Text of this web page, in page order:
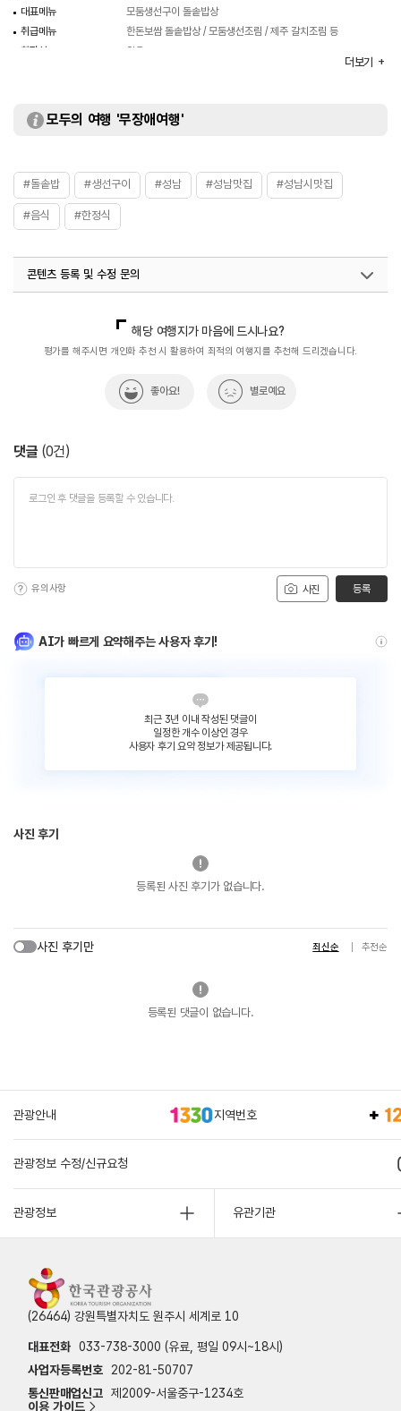
대표메뉴
모둠생선구이 돌솥밥상
취급메뉴
한돈보쌈 돌솥밥상 / 모둠생선조림 / 제주 갈치조림 등
화장실
있음
더보기
모두의 여행 '무장애여행'
#돌솥밥 #생선구이 #성남 #성남맛집 #성남시맛집
#음식 #한정식
콘텐츠 등록 및 수정 문의
해당 여행지가 마음에 드시나요?
평가를 해주시면 개인화 추천 시 활용하여 최적의 여행지를 추천해 드리겠습니다.
좋아요! 별로예요
댓글 (0건)
사진
유의사항 등록
AI가 빠르게 요약해주는 사용자 후기!
최근 3년 이내 작성된 댓글이
일정한 개수 이상인 경우
사용자 후기 요약 정보가 제공됩니다.
사진 후기
등록된 사진 후기가 없습니다.
사진 후기만 최신순 추천순
등록된 댓글이 없습니다.
관광안내 지역번호
관광정보 수정/신규요청
관광정보 유관기관
(26464) 강원특별자치도 원주시 세계로 10
대표전화 033-738-3000 (유료, 평일 09시~18시)
사업자등록번호
202-81-50707
통신판매업신고 제2009-서울중구-1234호
이용 가이드